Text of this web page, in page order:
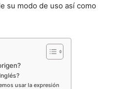
su modo de uso así como
usar la expresión